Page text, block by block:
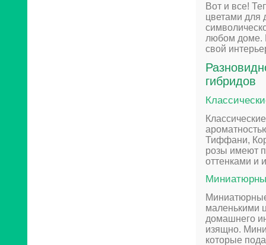
Вот и все!
цветами для
любом доме.
свой
гибридов
Тиффани,
розы имеют
оттенками и
маленькими
домашнего
изящно.
которые